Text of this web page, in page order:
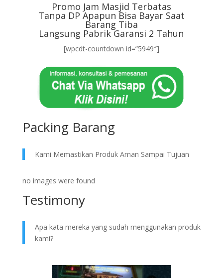
Promo Jam Masjid Terbatas
Tanpa DP Apapun Bisa Bayar Saat
Barang Tiba
Langsung Pabrik Garansi 2 Tahun
[wpcdt-countdown id=”5949″]
Packing Barang
Kami Memastikan Produk Aman Sampai Tujuan
no images were found
Testimony
Apa kata mereka yang sudah menggunakan produk
kami?